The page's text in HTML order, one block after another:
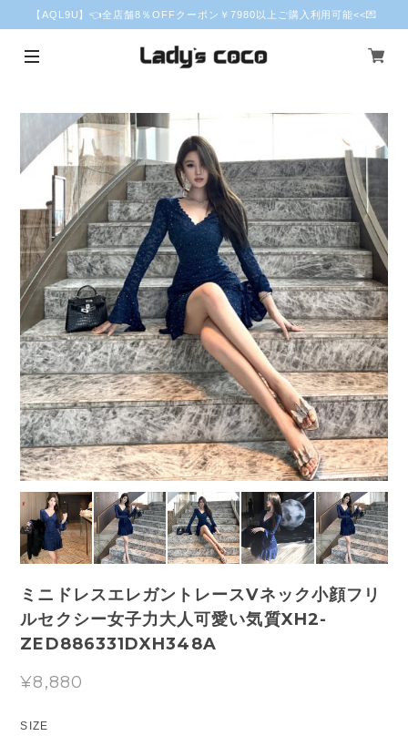
【AQL9U】👈全店舗8％OFFクーポン￥7980以上ご購入利用可能<<💌
ミニドレスエレガントレースVネック小顔フリ
ルセクシー女子力大人可愛い気質XH2-
ZED886331DXH348A
¥8,880
SIZE